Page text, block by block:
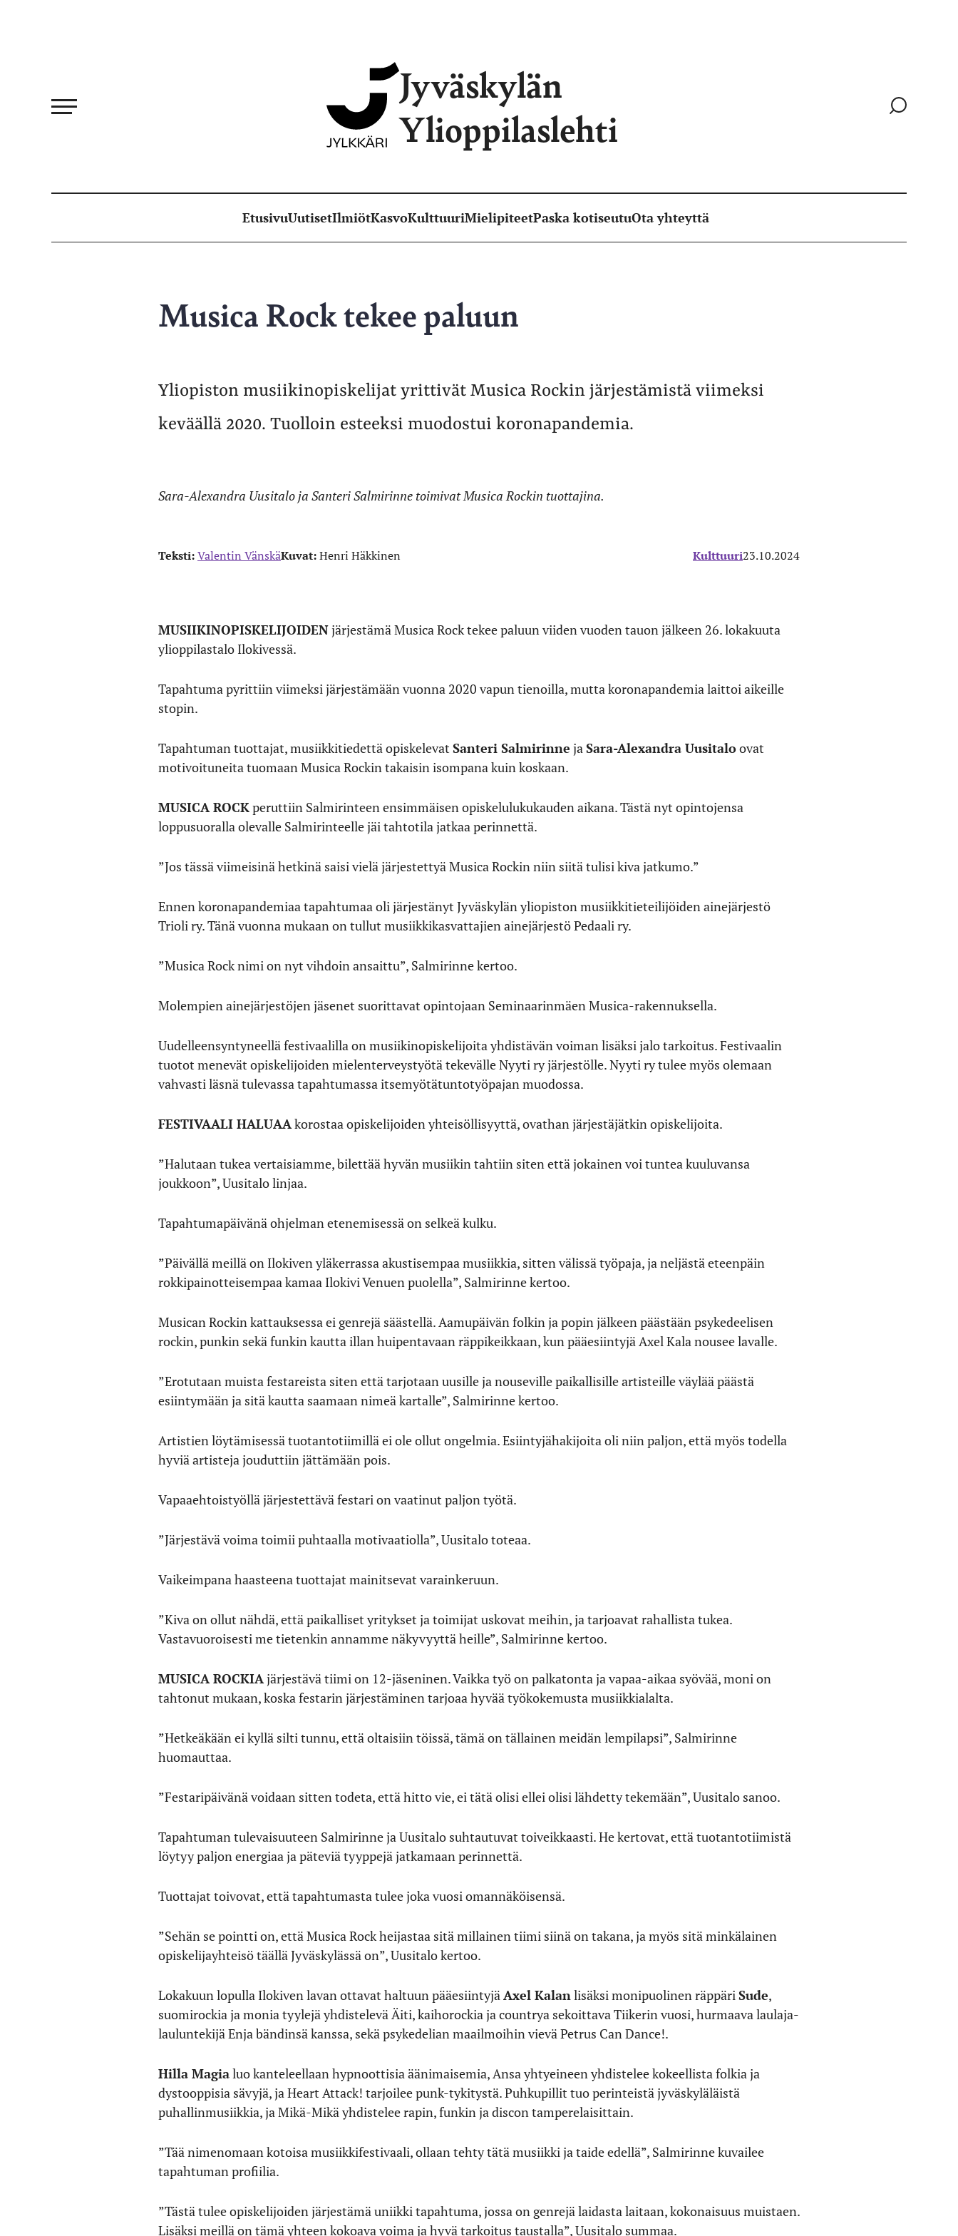
Jyväskylän
Ylioppilaslehti
Siirry
EtusivuUutisetIlmiötKasvoKulttuuriMielipiteetPaska kotiseutuOta yhteyttä
Musica Rock tekee paluun
Yliopiston musiikinopiskelijat yrittivät Musica Rockin järjestämistä viimeksi
keväällä 2020. Tuolloin esteeksi muodostui koronapandemia.
Sara-Alexandra Uusitalo ja Santeri Salmirinne toimivat Musica Rockin tuottajina.
Teksti:Valentin VänskäKuvat:Henri Häkkinen Kulttuuri23.10.2024
MUSIIKINOPISKELIJOIDENjärjestämä Musica Rock tekee paluun viiden vuoden tauon jälkeen 26. lokakuuta
ylioppilastalo Ilokivessä.
Tapahtuma pyrittiin viimeksi järjestämään vuonna 2020 vapun tienoilla, mutta koronapandemia laittoi aikeille
stopin.
Tapahtuman tuottajat, musiikkitiedettä opiskelevat Santeri Salmirinne jaSara-Alexandra Uusitaloovat
motivoituneita tuomaan Musica Rockin takaisin isompana kuin koskaan.
MUSICA ROCKperuttiin Salmirinteen ensimmäisen opiskelulukukauden aikana. Tästä nyt opintojensa
loppusuoralla olevalle Salmirinteelle jäi tahtotila jatkaa perinnettä.
”Jos tässä viimeisinä hetkinä saisi vielä järjestettyä Musica Rockin niin siitä tulisi kiva jatkumo.”
Ennen koronapandemiaa tapahtumaa oli järjestänyt Jyväskylän yliopiston musiikkitieteilijöiden ainejärjestö
Trioli ry. Tänä vuonna mukaan on tullut musiikkikasvattajien ainejärjestö Pedaali ry.
”Musica Rock nimi on nyt vihdoin ansaittu”, Salmirinne kertoo.
Molempien ainejärjestöjen jäsenet suorittavat opintojaan Seminaarinmäen Musica-rakennuksella.
Uudelleensyntyneellä festivaalilla on musiikinopiskelijoita yhdistävän voiman lisäksi jalo tarkoitus. Festivaalin
tuotot menevät opiskelijoiden mielenterveystyötä tekevälle Nyyti ry järjestölle. Nyyti ry tulee myös olemaan
vahvasti läsnä tulevassa tapahtumassa itsemyötätuntotyöpajan muodossa.
FESTIVAALI HALUAAkorostaa opiskelijoiden yhteisöllisyyttä, ovathan järjestäjätkin opiskelijoita.
”Halutaan tukea vertaisiamme, bilettää hyvän musiikin tahtiin siten että jokainen voi tuntea kuuluvansa
joukkoon”, Uusitalo linjaa.
Tapahtumapäivänä ohjelman etenemisessä on selkeä kulku.
”Päivällä meillä on Ilokiven yläkerrassa akustisempaa musiikkia, sitten välissä työpaja, ja neljästä eteenpäin
rokkipainotteisempaa kamaa Ilokivi Venuen puolella”, Salmirinne kertoo.
Musican Rockin kattauksessa ei genrejä säästellä. Aamupäivän folkin ja popin jälkeen päästään psykedeelisen
rockin, punkin sekä funkin kautta illan huipentavaan räppikeikkaan, kun pääesiintyjä Axel Kala nousee lavalle.
”Erotutaan muista festareista siten että tarjotaan uusille ja nouseville paikallisille artisteille väylää päästä
esiintymään ja sitä kautta saamaan nimeä kartalle”, Salmirinne kertoo.
Artistien löytämisessä tuotantotiimillä ei ole ollut ongelmia. Esiintyjähakijoita oli niin paljon, että myös todella
hyviä artisteja jouduttiin jättämään pois.
Vapaaehtoistyöllä järjestettävä festari on vaatinut paljon työtä.
”Järjestävä voima toimii puhtaalla motivaatiolla”, Uusitalo toteaa.
Vaikeimpana haasteena tuottajat mainitsevat varainkeruun.
”Kiva on ollut nähdä, että paikalliset yritykset ja toimijat uskovat meihin, ja tarjoavat rahallista tukea.
Vastavuoroisesti me tietenkin annamme näkyvyyttä heille”, Salmirinne kertoo.
MUSICA ROCKIAjärjestävä tiimi on 12-jäseninen. Vaikka työ on palkatonta ja vapaa-aikaa syövää, moni on
tahtonut mukaan, koska festarin järjestäminen tarjoaa hyvää työkokemusta musiikkialalta.
”Hetkeäkään ei kyllä silti tunnu, että oltaisiin töissä, tämä on tällainen meidän lempilapsi”, Salmirinne
huomauttaa.
”Festaripäivänä voidaan sitten todeta, että hitto vie, ei tätä olisi ellei olisi lähdetty tekemään”, Uusitalo sanoo.
Tapahtuman tulevaisuuteen Salmirinne ja Uusitalo suhtautuvat toiveikkaasti. He kertovat, että tuotantotiimistä
löytyy paljon energiaa ja päteviä tyyppejä jatkamaan perinnettä.
Tuottajat toivovat, että tapahtumasta tulee joka vuosi omannäköisensä.
”Sehän se pointti on, että Musica Rock heijastaa sitä millainen tiimi siinä on takana, ja myös sitä minkälainen
opiskelijayhteisö täällä Jyväskylässä on”, Uusitalo kertoo.
Lokakuun lopulla Ilokiven lavan ottavat haltuun pääesiintyjäAxel Kalanlisäksi monipuolinen räppäriSude,
suomirockia ja monia tyylejä yhdistelevä Äiti, kaihorockia ja countrya sekoittava Tiikerin vuosi, hurmaava laulaja-
lauluntekijä Enja bändinsä kanssa, sekä psykedelian maailmoihin vievä Petrus Can Dance!.
Hilla Magialuo kanteleellaan hypnoottisia äänimaisemia, Ansa yhtyeineen yhdistelee kokeellista folkia ja
dystooppisia sävyjä, ja Heart Attack! tarjoilee punk-tykitystä. Puhkupillit tuo perinteistä jyväskyläläistä
puhallinmusiikkia, ja Mikä-Mikä yhdistelee rapin, funkin ja discon tamperelaisittain.
”Tää nimenomaan kotoisa musiikkifestivaali, ollaan tehty tätä musiikki ja taide edellä”, Salmirinne kuvailee
tapahtuman profiilia.
”Tästä tulee opiskelijoiden järjestämä uniikki tapahtuma, jossa on genrejä laidasta laitaan, kokonaisuus muistaen.
Lisäksi meillä on tämä yhteen kokoava voima ja hyvä tarkoitus taustalla”, Uusitalo summaa.